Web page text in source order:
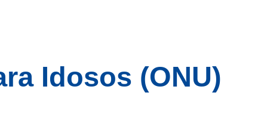
Idosos (ONU)